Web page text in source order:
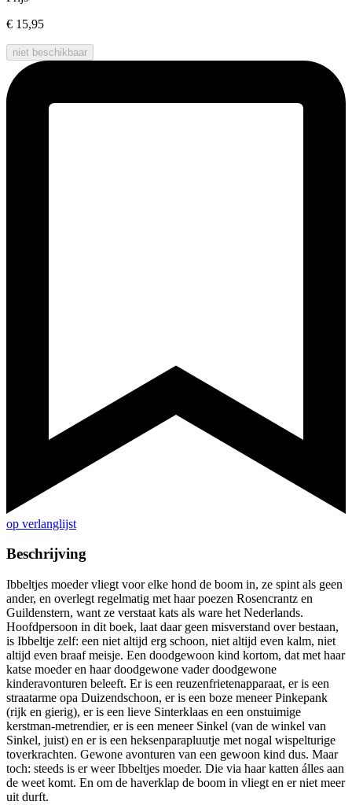
€ 15,95
niet beschikbaar
op verlanglijst
Beschrijving
Ibbeltjes moeder vliegt voor elke hond de boom in, ze spint als geen
ander, en overlegt regelmatig met haar poezen Rosencrantz en
Guildenstern, want ze verstaat kats als ware het Nederlands.
Hoofdpersoon in dit boek, laat daar geen misverstand over bestaan,
is Ibbeltje zelf: een niet altijd erg schoon, niet altijd even kalm, niet
altijd even braaf meisje. Een doodgewoon kind kortom, dat met haar
katse moeder en haar doodgewone vader doodgewone
kinderavonturen beleeft. Er is een reuzenfrietenapparaat, er is een
straatarme opa Duizendschoon, er is een boze meneer Pinkepank
(rijk en gierig), er is een lieve Sinterklaas en een onstuimige
kerstman-metrendier, er is een meneer Sinkel (van de winkel van
Sinkel, juist) en er is een heksenparapluutje met nogal wispelturige
toverkrachten. Gewone avonturen van een gewoon kind dus. Maar
toch: steeds is er weer Ibbeltjes moeder. Die via haar katten álles aan
de weet komt. En om de haverklap de boom in vliegt en er niet meer
uit durft.